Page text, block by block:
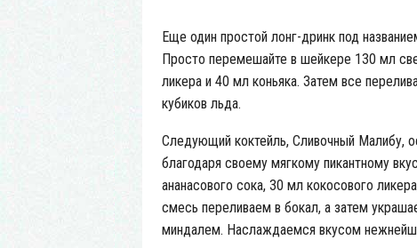
Еще один простой лонг-дринк под
Просто перемешайте в шейкере 130 мл
ликера и 40 мл коньяка. Затем все
кубиков льда.
Следующий коктейль, Сливочный Малибу,
благодаря своему мягкому пикантному
ананасового сока, 30 мл кокосового
смесь переливаем в бокал, а затем
миндалем. Наслаждаемся вкусом